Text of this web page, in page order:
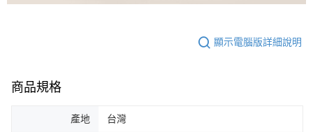
顯示電腦版詳細說明
商品規格
產地 台灣